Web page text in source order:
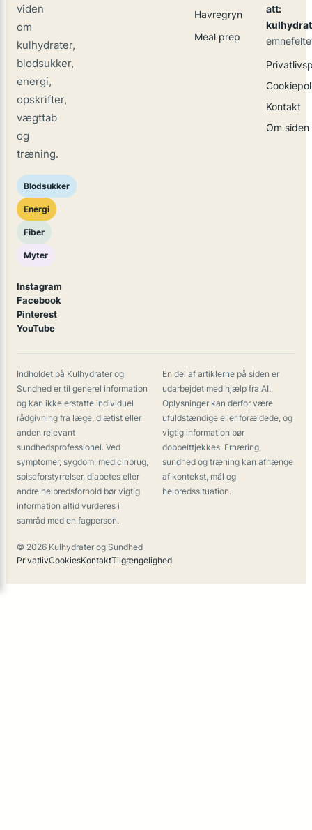
viden
om
kulhydrater,
blodsukker,
energi,
opskrifter,
vægttab
og
træning.
Blodsukker
Energi
Fiber
Myter
Instagram
Facebook
Pinterest
YouTube
Havregryn
Meal prep
att:
Kontakt
Om siden
Indholdet på Kulhydrater og
Sundhed er til generel information
og kan ikke erstatte individuel
rådgivning fra læge, diætist eller
anden relevant
sundhedsprofessionel. Ved
symptomer, sygdom, medicinbrug,
spiseforstyrrelser, diabetes eller
andre helbredsforhold bør vigtig
information altid vurderes i
samråd med en fagperson.
En del af artiklerne på siden er
udarbejdet med hjælp fra AI.
Oplysninger kan derfor være
ufuldstændige eller forældede, og
vigtig information bør
dobbelttjekkes. Ernæring,
sundhed og træning kan afhænge
af kontekst, mål og
helbredssituation.
© 2026 Kulhydrater og Sundhed
PrivatlivCookiesKontaktTilgængelighed